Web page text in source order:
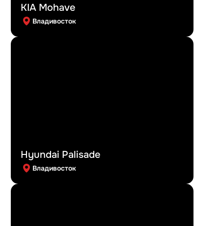
KIA Mohave
Владивосток
Hyundai Palisade
Владивосток